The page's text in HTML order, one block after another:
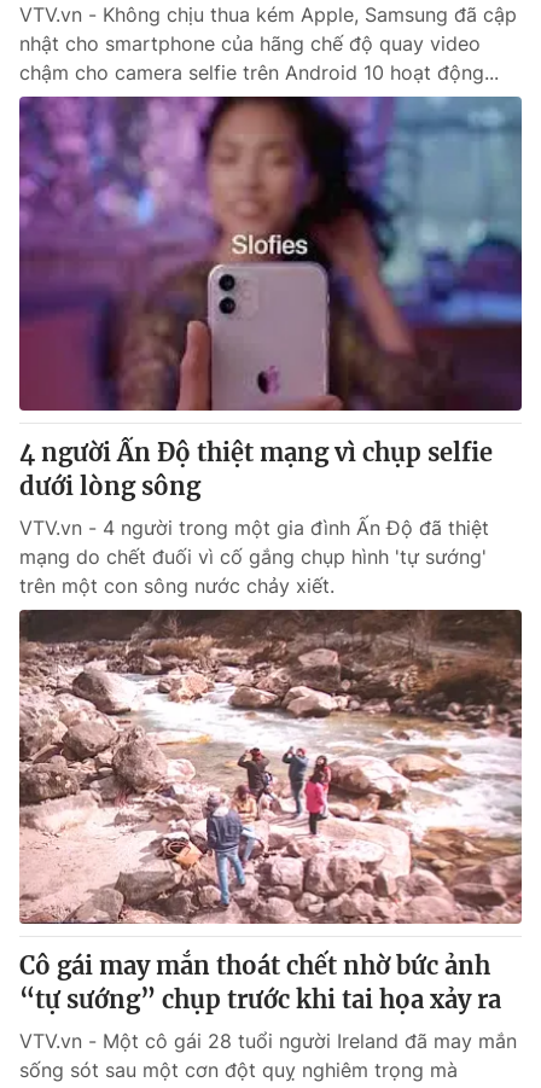
VTV.vn - Không chịu thua kém Apple, Samsung đã cập
nhật cho smartphone của hãng chế độ quay video
chậm cho camera selfie trên Android 10 hoạt động...
4 người Ấn Độ thiệt mạng vì chụp selfie
dưới lòng sông
VTV.vn - 4 người trong một gia đình Ấn Độ đã thiệt
mạng do chết đuối vì cố gắng chụp hình 'tự sướng'
trên một con sông nước chảy xiết.
Cô gái may mắn thoát chết nhờ bức ảnh
“tự sướng” chụp trước khi tai họa xảy ra
VTV.vn - Một cô gái 28 tuổi người Ireland đã may mắn
sống sót sau một cơn đột quỵ nghiêm trọng mà